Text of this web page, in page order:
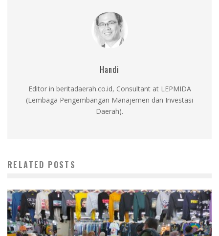
Handi
Editor in beritadaerah.co.id, Consultant at LEPMIDA
(Lembaga Pengembangan Manajemen dan Investasi
Daerah).
RELATED POSTS